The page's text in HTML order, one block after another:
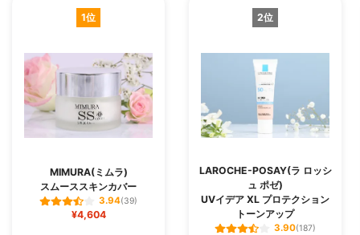
1位
MIMURA(ミムラ)
スムーススキンカバー
3.94(39)
¥4,604
2位
LAROCHE-POSAY(ラ ロッシ
ュ ポゼ)
UVイデア XL プロテクション
トーンアップ
3.90(187)